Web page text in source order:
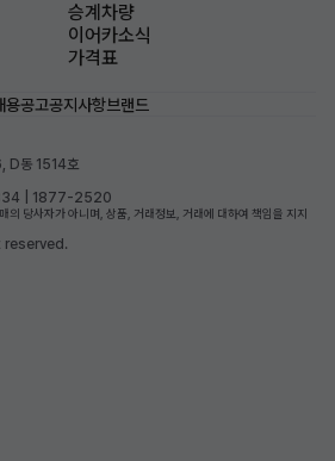
승계차량
이어카소식
가격표
용공고공지사항브랜드
D동 1514호
| 1877-2520
의 당사자가 아니며, 상품, 거래정보, 거래에 대하여 책임을 지지